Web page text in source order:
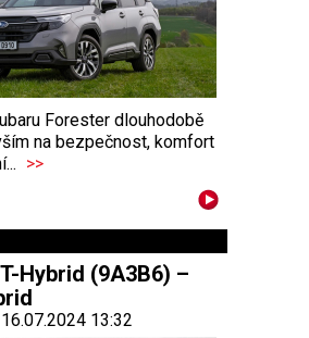
Forester dlouhodobě
na bezpečnost, komfort
>>
Hybrid (9A3B6) –
13:32